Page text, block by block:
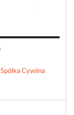
Cywilna